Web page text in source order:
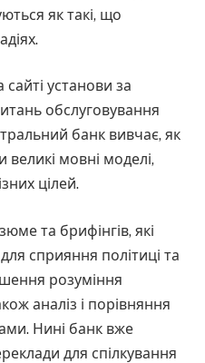
як такі, що
сайті установи за
обслуговування
банк вивчає, як
мовні моделі,
цілей.
та брифінгів, які
сприяння політиці та
розуміння
аналіз і порівняння
Нині банк вже
для спілкування